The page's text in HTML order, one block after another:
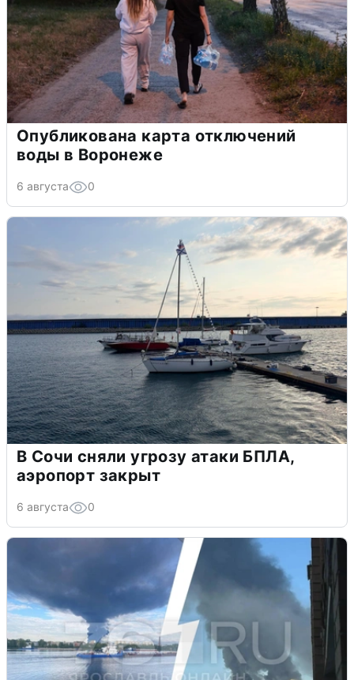
Опубликована карта отключений
воды в Воронеже
6 августа 0
В Сочи сняли угрозу атаки БПЛА,
аэропорт закрыт
6 августа 0